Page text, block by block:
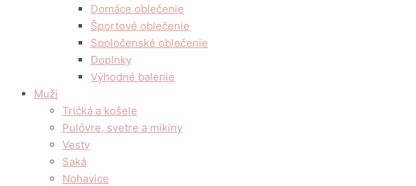
Domáce oblečenie
Športové oblečenie
Spoločenské oblečenie
Doplnky
Výhodné balenie
Muži
Tričká a košele
Pulóvre, svetre a mikiny
Vesty
Saká
Nohavice